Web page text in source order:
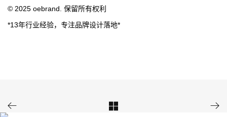
© 2025 oebrand. 保留所有权利
*13年行业经验，专注品牌设计落地*
  